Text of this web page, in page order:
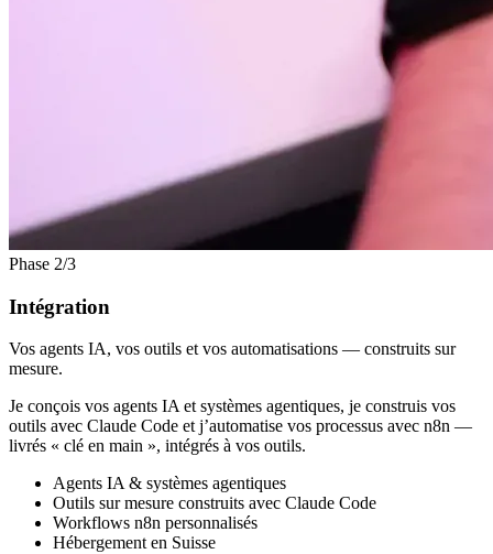
Phase 2/3
Intégration
Vos agents IA, vos outils et vos automatisations — construits sur
mesure.
Je conçois vos agents IA et systèmes agentiques, je construis vos
outils avec Claude Code et j’automatise vos processus avec n8n —
livrés « clé en main », intégrés à vos outils.
Agents IA & systèmes agentiques
Outils sur mesure construits avec Claude Code
Workflows n8n personnalisés
Hébergement en Suisse